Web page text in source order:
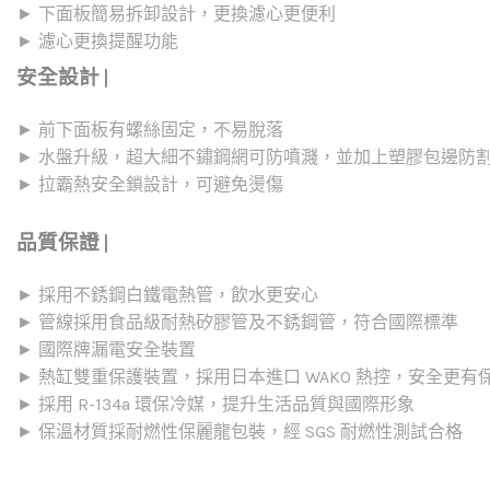
► 下面板簡易拆卸設計，更換濾心更便利
► 濾心更換提醒功能
安全設計 |
► 前下面板有螺絲固定，不易脫落
► 水盤升級，超大細不鏽鋼網可防噴濺，並加上塑膠包邊防
► 拉霸熱安全鎖設計，可避免燙傷
品質保證 |
► 採用不銹鋼白鐵電熱管，飲水更安心
► 管線採用食品級耐熱矽膠管及不銹鋼管，符合國際標準
► 國際牌漏電安全裝置
► 熱缸雙重保護裝置，採用日本進口 WAKO 熱控，安全更有
► 採用 R-134a 環保冷媒，提升生活品質與國際形象
► 保溫材質採耐燃性保麗龍包裝，經 SGS 耐燃性測試合格